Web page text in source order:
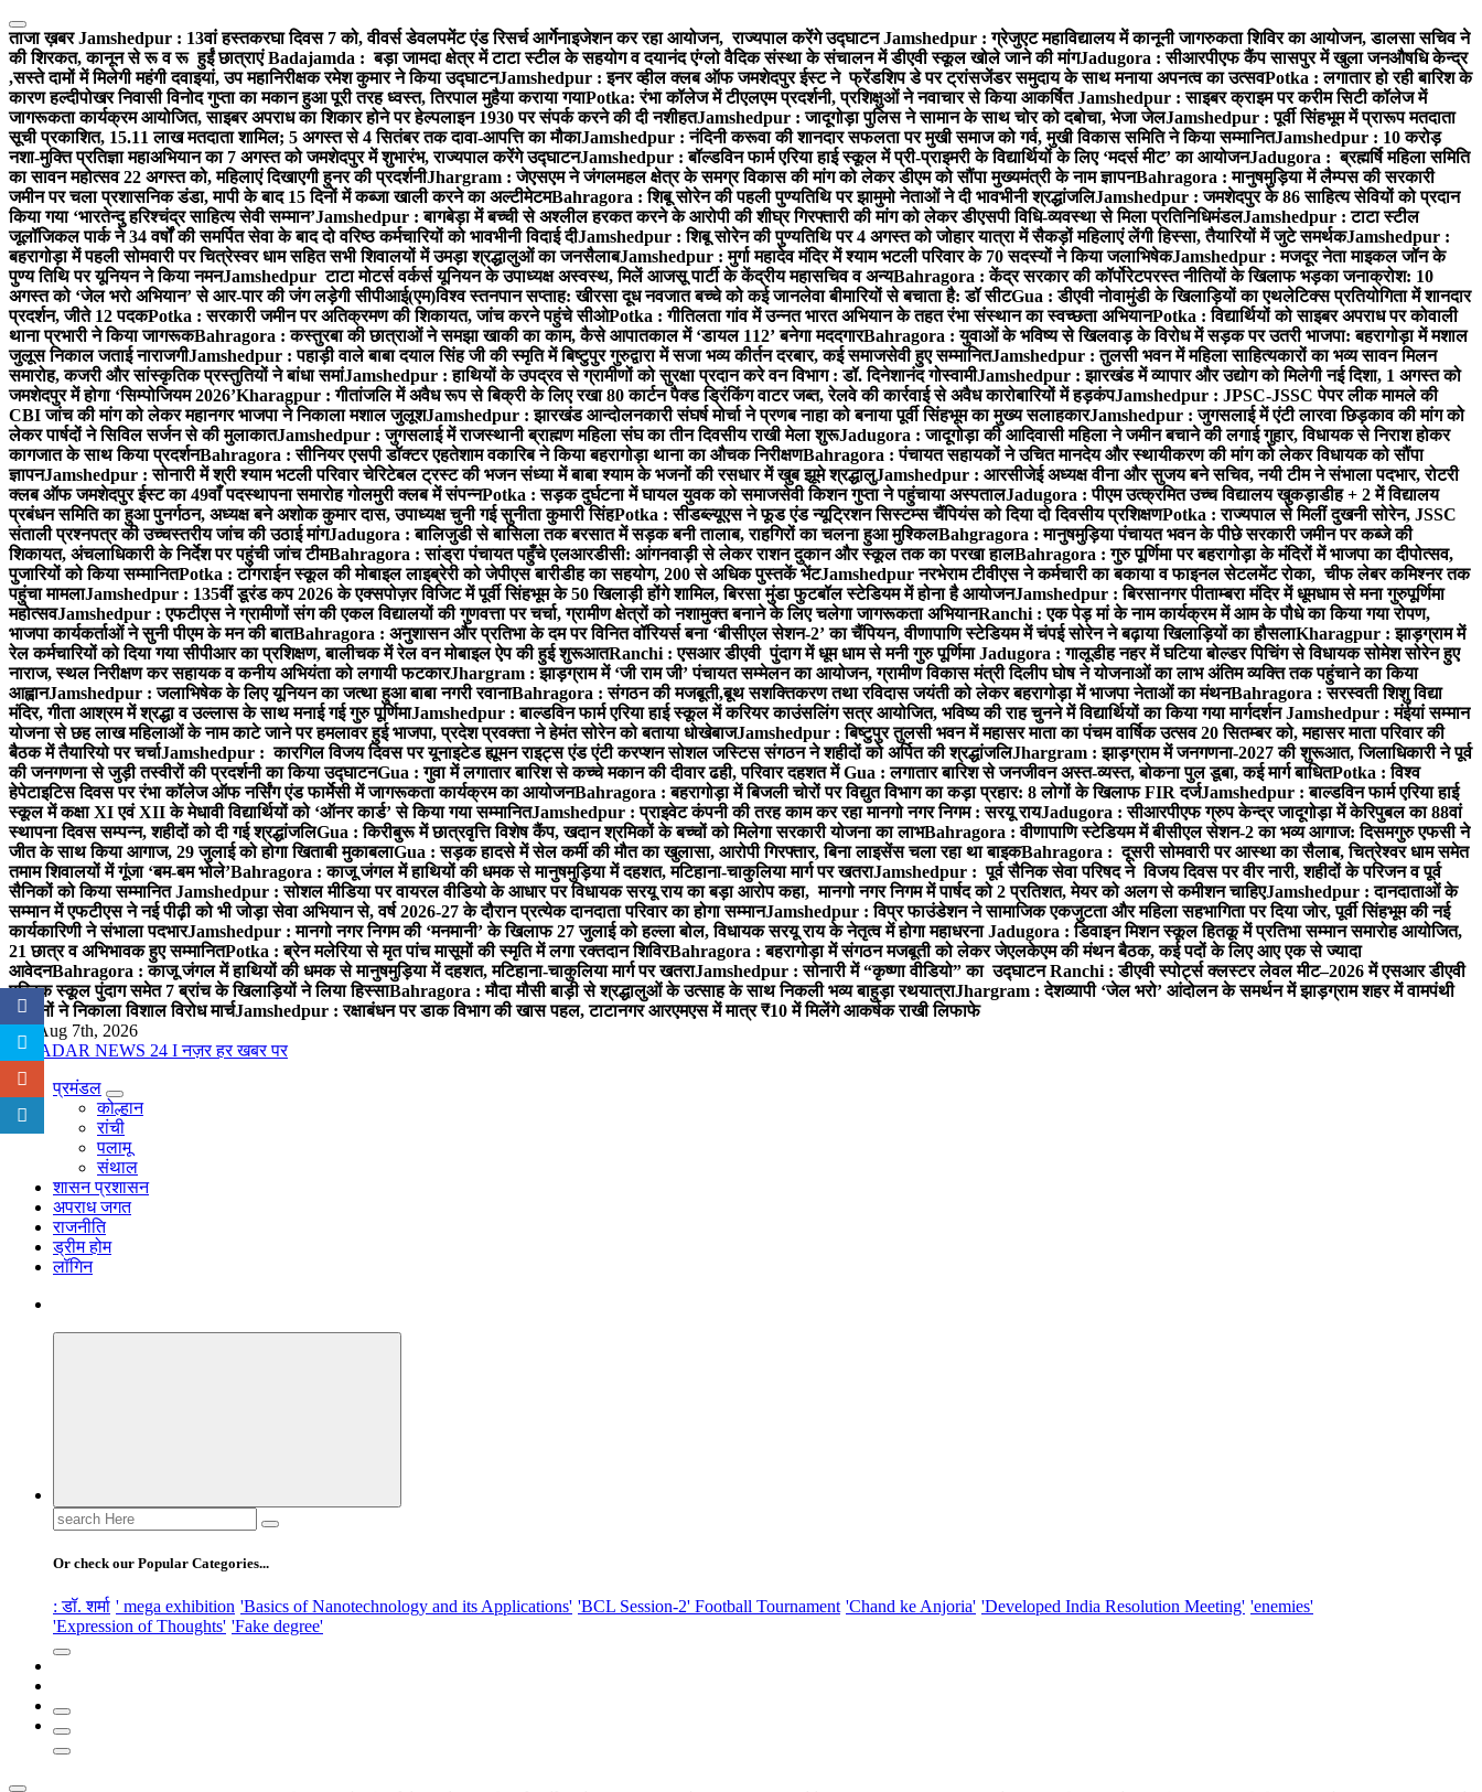
Skip
to
content
ताजा ख़बरJamshedpur : 13वां हस्तकरघा दिवस 7 को, वीवर्स डेवलपमेंट एंड रिसर्च आर्गेनाइजेशन कर रहा आयोजन, राज्यपाल करेंगे उद्घाटनJamshedpur : ग्रेजुएट महाविद्यालय में कानूनी जागरुकता शिविर का आयोजन, डालसा सचिव ने
की शिरकत, कानून से रू व रू हुईं छात्राएंBadajamda : बड़ा जामदा क्षेत्र में टाटा स्टील के सहयोग व दयानंद एंग्लो वैदिक संस्था के संचालन में डीएवी स्कूल खोले जाने की मांगJadugora : सीआरपीएफ कैंप सासपुर में खुला जनऔषधि केन्द्र
,सस्ते दामों में मिलेगी महंगी दवाइयां, उप महानिरीक्षक रमेश कुमार ने किया उद्घाटनJamshedpur : इनर व्हील क्लब ऑफ जमशेदपुर ईस्ट ने फ्रेंडशिप डे पर ट्रांसजेंडर समुदाय के साथ मनाया अपनत्व का उत्सवPotka : लगातार हो रही बारिश के
कारण हल्दीपोखर निवासी विनोद गुप्ता का मकान हुआ पूरी तरह ध्वस्त, तिरपाल मुहैया कराया गयाPotka: रंभा कॉलेज में टीएलएम प्रदर्शनी, प्रशिक्षुओं ने नवाचार से किया आकर्षितJamshedpur : साइबर क्राइम पर करीम सिटी कॉलेज में
जागरूकता कार्यक्रम आयोजित, साइबर अपराध का शिकार होने पर हेल्पलाइन 1930 पर संपर्क करने की दी नशीहतJamshedpur : जादूगोड़ा पुलिस ने सामान के साथ चोर को दबोचा, भेजा जेलJamshedpur : पूर्वी सिंहभूम में प्रारूप मतदाता
सूची प्रकाशित, 15.11 लाख मतदाता शामिल; 5 अगस्त से 4 सितंबर तक दावा-आपत्ति का मौकाJamshedpur : नंदिनी करूवा की शानदार सफलता पर मुखी समाज को गर्व, मुखी विकास समिति ने किया सम्मानितJamshedpur : 10 करोड़
नशा-मुक्ति प्रतिज्ञा महाअभियान का 7 अगस्त को जमशेदपुर में शुभारंभ, राज्यपाल करेंगे उद्घाटनJamshedpur : बॉल्डविन फार्म एरिया हाई स्कूल में प्री-प्राइमरी के विद्यार्थियों के लिए ‘मदर्स मीट’ का आयोजनJadugora : ब्रह्मर्षि महिला समिति
का सावन महोत्सव 22 अगस्त को, महिलाएं दिखाएगी हुनर की प्रदर्शनीJhargram : जेएसएम ने जंगलमहल क्षेत्र के समग्र विकास की मांग को लेकर डीएम को सौंपा मुख्यमंत्री के नाम ज्ञापनBahragora : मानुषमुड़िया में लैम्पस की सरकारी
जमीन पर चला प्रशासनिक डंडा, मापी के बाद 15 दिनों में कब्जा खाली करने का अल्टीमेटमBahragora : शिबू सोरेन की पहली पुण्यतिथि पर झामुमो नेताओं ने दी भावभीनी श्रद्धांजलिJamshedpur : जमशेदपुर के 86 साहित्य सेवियों को प्रदान
किया गया ‘भारतेन्दु हरिश्चंद्र साहित्य सेवी सम्मान’Jamshedpur : बागबेड़ा में बच्ची से अश्लील हरकत करने के आरोपी की शीघ्र गिरफ्तारी की मांग को लेकर डीएसपी विधि-व्यवस्था से मिला प्रतिनिधिमंडलJamshedpur : टाटा स्टील
जूलॉजिकल पार्क ने 34 वर्षों की समर्पित सेवा के बाद दो वरिष्ठ कर्मचारियों को भावभीनी विदाई दीJamshedpur : शिबू सोरेन की पुण्यतिथि पर 4 अगस्त को जोहार यात्रा में सैकड़ों महिलाएं लेंगी हिस्सा, तैयारियों में जुटे समर्थकJamshedpur :
बहरागोड़ा में पहली सोमवारी पर चित्रेस्वर धाम सहित सभी शिवालयों में उमड़ा श्रद्धालुओं का जनसैलाबJamshedpur : मुर्गा महादेव मंदिर में श्याम भटली परिवार के 70 सदस्यों ने किया जलाभिषेकJamshedpur : मजदूर नेता माइकल जॉन के
पुण्य तिथि पर यूनियन ने किया नमनJamshedpur टाटा मोटर्स वर्कर्स यूनियन के उपाध्यक्ष अस्वस्थ, मिलें आजसू पार्टी के केंद्रीय महासचिव व अन्यBahragora : केंद्र सरकार की कॉर्पोरेटपरस्त नीतियों के खिलाफ भड़का जनाक्रोश: 10
अगस्त को ‘जेल भरो अभियान’ से आर-पार की जंग लड़ेगी सीपीआई(एम)विश्व स्तनपान सप्ताह: खीरसा दूध नवजात बच्चे को कई जानलेवा बीमारियों से बचाता है: डॉ सीटGua : डीएवी नोवामुंडी के खिलाड़ियों का एथलेटिक्स प्रतियोगिता में शानदार
प्रदर्शन, जीते 12 पदकPotka : सरकारी जमीन पर अतिक्रमण की शिकायत, जांच करने पहुंचे सीओPotka : गीतिलता गांव में उन्नत भारत अभियान के तहत रंभा संस्थान का स्वच्छता अभियानPotka : विद्यार्थियों को साइबर अपराध पर कोवाली
थाना प्रभारी ने किया जागरूकBahragora : कस्तुरबा की छात्राओं ने समझा खाकी का काम, कैसे आपातकाल में ‘डायल 112’ बनेगा मददगारBahragora : युवाओं के भविष्य से खिलवाड़ के विरोध में सड़क पर उतरी भाजपा: बहरागोड़ा में मशाल
जुलूस निकाल जताई नाराजगीJamshedpur : पहाड़ी वाले बाबा दयाल सिंह जी की स्मृति में बिष्टुपुर गुरुद्वारा में सजा भव्य कीर्तन दरबार, कई समाजसेवी हुए सम्मानितJamshedpur : तुलसी भवन में महिला साहित्यकारों का भव्य सावन मिलन
समारोह, कजरी और सांस्कृतिक प्रस्तुतियों ने बांधा समांJamshedpur : हाथियों के उपद्रव से ग्रामीणों को सुरक्षा प्रदान करे वन विभाग : डॉ. दिनेशानंद गोस्वामीJamshedpur : झारखंड में व्यापार और उद्योग को मिलेगी नई दिशा, 1 अगस्त को
जमशेदपुर में होगा ‘सिम्पोजियम 2026’Kharagpur : गीतांजलि में अवैध रूप से बिक्री के लिए रखा 80 कार्टन पैक्ड ड्रिंकिंग वाटर जब्त, रेलवे की कार्रवाई से अवैध कारोबारियों में हड़कंपJamshedpur : JPSC-JSSC पेपर लीक मामले की
CBI जांच की मांग को लेकर महानगर भाजपा ने निकाला मशाल जुलूशJamshedpur : झारखंड आन्दोलनकारी संघर्ष मोर्चा ने प्रणब नाहा को बनाया पूर्वी सिंहभूम का मुख्य सलाहकारJamshedpur : जुगसलाई में एंटी लारवा छिड़काव की मांग को
लेकर पार्षदों ने सिविल सर्जन से की मुलाकातJamshedpur : जुगसलाई में राजस्थानी ब्राह्मण महिला संघ का तीन दिवसीय राखी मेला शुरूJadugora : जादूगोड़ा की आदिवासी महिला ने जमीन बचाने की लगाई गुहार, विधायक से निराश होकर
कागजात के साथ किया प्रदर्शनBahragora : सीनियर एसपी डॉक्टर एहतेशाम वकारिब ने किया बहरागोड़ा थाना का औचक निरीक्षणBahragora : पंचायत सहायकों ने उचित मानदेय और स्थायीकरण की मांग को लेकर विधायक को सौंपा
ज्ञापनJamshedpur : सोनारी में श्री श्याम भटली परिवार चेरिटेबल ट्रस्ट की भजन संध्या में बाबा श्याम के भजनों की रसधार में खुब झूमे श्रद्धालुJamshedpur : आरसीजेई अध्यक्ष वीना और सुजय बने सचिव, नयी टीम ने संभाला पदभार, रोटरी
क्लब ऑफ जमशेदपुर ईस्ट का 49वाँ पदस्थापना समारोह गोलमुरी क्लब में संपन्नPotka : सड़क दुर्घटना में घायल युवक को समाजसेवी किशन गुप्ता ने पहुंचाया अस्पतालJadugora : पीएम उत्क्रमित उच्च विद्यालय खुकड़ाडीह + 2 में विद्यालय
प्रबंधन समिति का हुआ पुनर्गठन, अध्यक्ष बने अशोक कुमार दास, उपाध्यक्ष चुनी गई सुनीता कुमारी सिंहPotka : सीडब्ल्यूएस ने फूड एंड न्यूट्रिशन सिस्टम्स चैंपियंस को दिया दो दिवसीय प्रशिक्षणPotka : राज्यपाल से मिलीं दुखनी सोरेन, JSSC
संताली प्रश्नपत्र की उच्चस्तरीय जांच की उठाई मांगJadugora : बालिजुडी से बासिला तक बरसात में सड़क बनी तालाब, राहगिरों का चलना हुआ मुश्किलBahgragora : मानुषमुड़िया पंचायत भवन के पीछे सरकारी जमीन पर कब्जे की
शिकायत, अंचलाधिकारी के निर्देश पर पहुंची जांच टीमBahragora : सांड्रा पंचायत पहुँचे एलआरडीसी: आंगनवाड़ी से लेकर राशन दुकान और स्कूल तक का परखा हालBahragora : गुरु पूर्णिमा पर बहरागोड़ा के मंदिरों में भाजपा का दीपोत्सव,
पुजारियों को किया सम्मानितPotka : टांगराईन स्कूल की मोबाइल लाइब्रेरी को जेपीएस बारीडीह का सहयोग, 200 से अधिक पुस्तकें भेंटJamshedpur नरभेराम टीवीएस ने कर्मचारी का बकाया व फाइनल सेटलमेंट रोका, चीफ लेबर कमिश्नर तक
पहुंचा मामलाJamshedpur : 135वीं डूरंड कप 2026 के एक्सपोज़र विजिट में पूर्वी सिंहभूम के 50 खिलाड़ी होंगे शामिल, बिरसा मुंडा फुटबॉल स्टेडियम में होना है आयोजनJamshedpur : बिरसानगर पीताम्बरा मंदिर में धूमधाम से मना गुरुपूर्णिमा
महोत्सवJamshedpur : एफटीएस ने ग्रामीणों संग की एकल विद्यालयों की गुणवत्ता पर चर्चा, ग्रामीण क्षेत्रों को नशामुक्त बनाने के लिए चलेगा जागरूकता अभियानRanchi : एक पेड़ मां के नाम कार्यक्रम में आम के पौधे का किया गया रोपण,
भाजपा कार्यकर्ताओं ने सुनी पीएम के मन की बातBahragora : अनुशासन और प्रतिभा के दम पर विनित वॉरियर्स बना ‘बीसीएल सेशन-2’ का चैंपियन, वीणापाणि स्टेडियम में चंपई सोरेन ने बढ़ाया खिलाड़ियों का हौसलाKharagpur : झाड़ग्राम में
रेल कर्मचारियों को दिया गया सीपीआर का प्रशिक्षण, बालीचक में रेल वन मोबाइल ऐप की हुई शुरूआतRanchi : एसआर डीएवी पुंदाग में धूम धाम से मनी गुरु पूर्णिमाJadugora : गालूडीह नहर में घटिया बोल्डर पिचिंग से विधायक सोमेश सोरेन हुए
नाराज, स्थल निरीक्षण कर सहायक व कनीय अभियंता को लगायी फटकारJhargram : झाड़ग्राम में ‘जी राम जी’ पंचायत सम्मेलन का आयोजन, ग्रामीण विकास मंत्री दिलीप घोष ने योजनाओं का लाभ अंतिम व्यक्ति तक पहुंचाने का किया
आह्वानJamshedpur : जलाभिषेक के लिए यूनियन का जत्था हुआ बाबा नगरी रवानाBahragora : संगठन की मजबूती,बूथ सशक्तिकरण तथा रविदास जयंती को लेकर बहरागोड़ा में भाजपा नेताओं का मंथनBahragora : सरस्वती शिशु विद्या
मंदिर, गीता आश्रम में श्रद्धा व उल्लास के साथ मनाई गई गुरु पूर्णिमाJamshedpur : बाल्डविन फार्म एरिया हाई स्कूल में करियर काउंसलिंग सत्र आयोजित, भविष्य की राह चुनने में विद्यार्थियों का किया गया मार्गदर्शनJamshedpur : मंईयां सम्मान
योजना से छह लाख महिलाओं के नाम काटे जाने पर हमलावर हुई भाजपा, प्रदेश प्रवक्ता ने हेमंत सोरेन को बताया धोखेबाजJamshedpur : बिष्टुपुर तुलसी भवन में महासर माता का पंचम वार्षिक उत्सव 20 सितम्बर को, महासर माता परिवार की
बैठक में तैयारियो पर चर्चाJamshedpur : कारगिल विजय दिवस पर यूनाइटेड ह्यूमन राइट्स एंड एंटी करप्शन सोशल जस्टिस संगठन ने शहीदों को अर्पित की श्रद्धांजलिJhargram : झाड़ग्राम में जनगणना-2027 की शुरूआत, जिलाधिकारी ने पूर्व
की जनगणना से जुड़ी तस्वीरों की प्रदर्शनी का किया उद्घाटनGua : गुवा में लगातार बारिश से कच्चे मकान की दीवार ढही, परिवार दहशत मेंGua : लगातार बारिश से जनजीवन अस्त-व्यस्त, बोकना पुल डूबा, कई मार्ग बाधितPotka : विश्व
हेपेटाइटिस दिवस पर रंभा कॉलेज ऑफ नर्सिंग एंड फार्मेसी में जागरूकता कार्यक्रम का आयोजनBahragora : बहरागोड़ा में बिजली चोरों पर विद्युत विभाग का कड़ा प्रहार: 8 लोगों के खिलाफ FIR दर्जJamshedpur : बाल्डविन फार्म एरिया हाई
स्कूल में कक्षा XI एवं XII के मेधावी विद्यार्थियों को ‘ऑनर कार्ड’ से किया गया सम्मानितJamshedpur : प्राइवेट कंपनी की तरह काम कर रहा मानगो नगर निगम : सरयू रायJadugora : सीआरपीएफ ग्रुप केन्द्र जादूगोड़ा में केरिपुबल का 88वां
स्थापना दिवस सम्पन्न, शहीदों को दी गई श्रद्धांजलिGua : किरीबुरू में छात्रवृत्ति विशेष कैंप, खदान श्रमिकों के बच्चों को मिलेगा सरकारी योजना का लाभBahragora : वीणापाणि स्टेडियम में बीसीएल सेशन-2 का भव्य आगाज: दिसमगुरु एफसी ने
जीत के साथ किया आगाज, 29 जुलाई को होगा खिताबी मुकाबलाGua : सड़क हादसे में सेल कर्मी की मौत का खुलासा, आरोपी गिरफ्तार, बिना लाइसेंस चला रहा था बाइकBahragora : दूसरी सोमवारी पर आस्था का सैलाब, चित्रेश्वर धाम समेत
तमाम शिवालयों में गूंजा ‘बम-बम भोले’Bahragora : काजू जंगल में हाथियों की धमक से मानुषमुड़िया में दहशत, मटिहाना-चाकुलिया मार्ग पर खतराJamshedpur : पूर्व सैनिक सेवा परिषद ने विजय दिवस पर वीर नारी, शहीदों के परिजन व पूर्व
सैनिकों को किया सम्मानितJamshedpur : सोशल मीडिया पर वायरल वीडियो के आधार पर विधायक सरयू राय का बड़ा आरोप कहा, मानगो नगर निगम में पार्षद को 2 प्रतिशत, मेयर को अलग से कमीशन चाहिएJamshedpur : दानदाताओं के
सम्मान में एफटीएस ने नई पीढ़ी को भी जोड़ा सेवा अभियान से, वर्ष 2026-27 के दौरान प्रत्येक दानदाता परिवार का होगा सम्मानJamshedpur : विप्र फाउंडेशन ने सामाजिक एकजुटता और महिला सहभागिता पर दिया जोर, पूर्वी सिंहभूम की नई
कार्यकारिणी ने संभाला पदभारJamshedpur : मानगो नगर निगम की ‘मनमानी’ के खिलाफ 27 जुलाई को हल्ला बोल, विधायक सरयू राय के नेतृत्व में होगा महाधरनाJadugora : डिवाइन मिशन स्कूल हितकू में प्रतिभा सम्मान समारोह आयोजित,
21 छात्र व अभिभावक हुए सम्मानितPotka : ब्रेन मलेरिया से मृत पांच मासूमों की स्मृति में लगा रक्तदान शिविरBahragora : बहरागोड़ा में संगठन मजबूती को लेकर जेएलकेएम की मंथन बैठक, कई पदों के लिए आए एक से ज्यादा
आवेदनBahragora : काजू जंगल में हाथियों की धमक से मानुषमुड़िया में दहशत, मटिहाना-चाकुलिया मार्ग पर खतराJamshedpur : सोनारी में “कृष्णा वीडियो” का उद्घाटनRanchi : डीएवी स्पोर्ट्स क्लस्टर लेवल मीट–2026 में एसआर डीएवी
पब्लिक स्कूल पुंदाग समेत 7 ब्रांच के खिलाड़ियों ने लिया हिस्साBahragora : मौदा मौसी बाड़ी से श्रद्धालुओं के उत्साह के साथ निकली भव्य बाहुड़ा रथयात्राJhargram : देशव्यापी ‘जेल भरो’ आंदोलन के समर्थन में झाड़ग्राम शहर में वामपंथी
संगठनों ने निकाला विशाल विरोध मार्चJamshedpur : रक्षाबंधन पर डाक विभाग की खास पहल, टाटानगर आरएमएस में मात्र ₹10 में मिलेंगे आकर्षक राखी लिफाफे
Fri. Aug 7th, 2026
नज़र हर खबर पर
प्रमंडल
कोल्हान
रांची
पलामू
संथाल
शासन प्रशासन
अपराध जगत
राजनीति
ड्रीम होम
लॉगिन
Search
for:
Or check our Popular Categories...
: डॉ. शर्मा ' mega exhibition 'Basics of Nanotechnology and its Applications' 'BCL Session-2' Football Tournament 'Chand ke Anjoria' 'Developed India Resolution Meeting' 'enemies'
'Expression of Thoughts' 'Fake degree'